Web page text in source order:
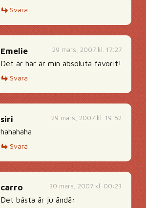
Svara
29 mars, 2007 kl. 17:27
Emelie
Det är här är min absoluta favorit!
Svara
29 mars, 2007 kl. 19:52
siri
hahahaha
Svara
30 mars, 2007 kl. 00:23
carro
Det bästa är ju ändå: